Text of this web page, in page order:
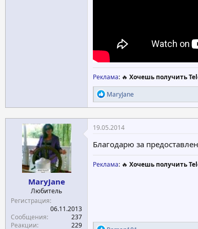
Реклама: 🔥 Хочешь получить
Р
е
а
к
ц
и
и
MaryJane
MaryJane
Любитель
Регистрация
06.11.2013
Сообщения
237
Реакции
229
19.05.2014
Благодарю за
Реклама: 🔥 Хочешь получить